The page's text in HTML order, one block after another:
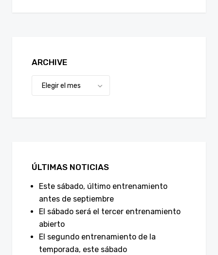
ARCHIVE
ÚLTIMAS NOTICIAS
Este sábado, último entrenamiento
antes de septiembre
El sábado será el tercer entrenamiento
abierto
El segundo entrenamiento de la
temporada, este sábado